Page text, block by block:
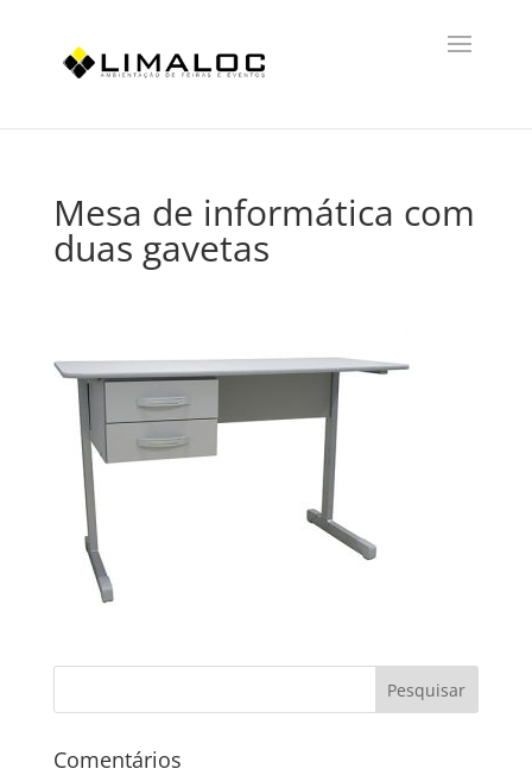
Mesa de informática com
duas gavetas
Comentários